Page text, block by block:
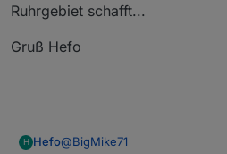
Ruhrgebiet schafft...
Gruß Hefo
H Hefo@BigMike71